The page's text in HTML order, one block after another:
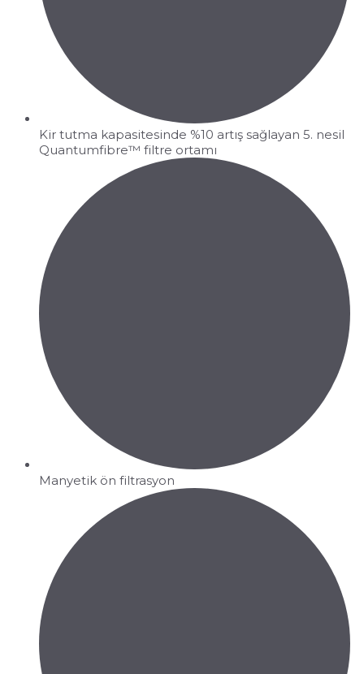
Kir tutma kapasitesinde %10 artış sağlayan 5. nesil
Quantumfibre™ filtre ortamı
Manyetik ön filtrasyon